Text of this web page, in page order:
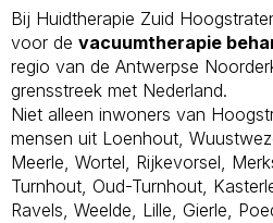
Bij Huidtherapie Zuid
voor de vacuumtherapie
regio van de Antwerpse
grensstreek met Nederland.
Niet alleen inwoners van
mensen uit Loenhout,
Meerle, Wortel, Rijkevorsel,
Turnhout, Oud-Turnhout,
Ravels, Weelde, Lille, Gierle,